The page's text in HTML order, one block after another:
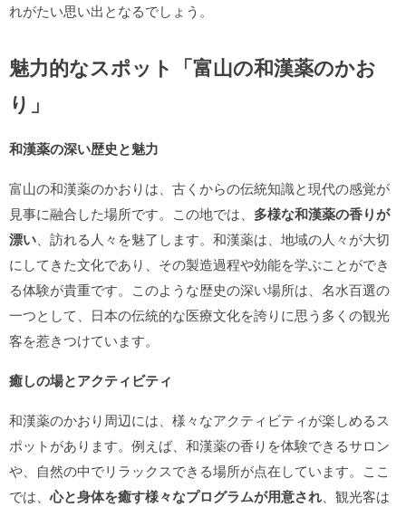
れがたい思い出となるでしょう。
魅力的なスポット「富山の和漢薬のかお
り」
和漢薬の深い歴史と魅力
富山の和漢薬のかおりは、古くからの伝統知識と現代の感覚が
見事に融合した場所です。この地では、 多様な和漢薬の香りが
漂い 、訪れる人々を魅了します。和漢薬は、地域の人々が大切
にしてきた文化であり、その製造過程や効能を学ぶことができ
る体験が貴重です。このような歴史の深い場所は、名水百選の
一つとして、日本の伝統的な医療文化を誇りに思う多くの観光
客を惹きつけています。
癒しの場とアクティビティ
和漢薬のかおり周辺には、様々なアクティビティが楽しめるス
ポットがあります。例えば、和漢薬の香りを体験できるサロン
や、自然の中でリラックスできる場所が点在しています。ここ
では、心と身体を癒す様々なプログラムが用意され 、観光客は